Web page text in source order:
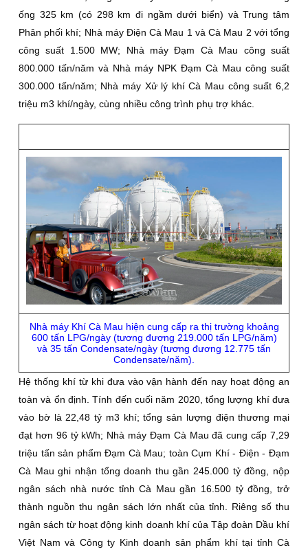
ống 325 km (có 298 km đi ngầm dưới biển) và Trung tâm
Phân phối khí; Nhà máy Điện Cà Mau 1 và Cà Mau 2 với tổng
công suất 1.500 MW; Nhà máy Đạm Cà Mau công suất
800.000 tấn/năm và Nhà máy NPK Đạm Cà Mau công suất
300.000 tấn/năm; Nhà máy Xử lý khí Cà Mau công suất 6,2
triệu m3 khí/ngày, cùng nhiều công trình phụ trợ khác.
Nhà máy Khí Cà Mau hiện cung cấp ra thị trường khoảng
600 tấn LPG/ngày (tương đương 219.000 tấn LPG/năm)
và 35 tấn Condensate/ngày (tương đương 12.775 tấn
Condensate/năm).
Hệ thống khí từ khi đưa vào vận hành đến nay hoạt động an
toàn và ổn định. Tính đến cuối năm 2020, tổng lượng khí đưa
vào bờ là 22,48 tỷ m3 khí; tổng sản lượng điện thương mại
đạt hơn 96 tỷ kWh; Nhà máy Đạm Cà Mau đã cung cấp 7,29
triệu tấn sản phẩm Đạm Cà Mau; toàn Cụm Khí - Điện - Đạm
Cà Mau ghi nhận tổng doanh thu gần 245.000 tỷ đồng, nộp
ngân sách nhà nước tỉnh Cà Mau gần 16.500 tỷ đồng, trở
thành nguồn thu ngân sách lớn nhất của tỉnh. Riêng số thu
ngân sách từ hoạt động kinh doanh khí của Tập đoàn Dầu khí
Việt Nam và Công ty Kinh doanh sản phẩm khí tại tỉnh Cà